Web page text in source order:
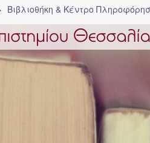
Βιβλιοθήκη & Κέντρο